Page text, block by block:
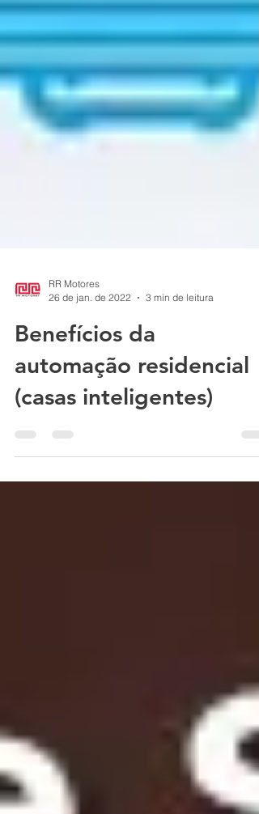
26 de jan. de 2022
Benefícios da
automação residencial
(casas inteligentes)